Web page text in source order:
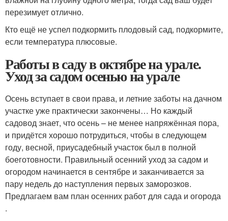
перезимует отлично.
Кто ещё не успел подкормить плодовый сад, подкормите,
если температура плюсовые.
Работы в саду в октябре на урале.
Уход за садом осенью на урале
Осень вступает в свои права, и летние заботы на дачном
участке уже практически закончены… Но каждый
садовод знает, что осень – не менее напряжённая пора,
и придётся хорошо потрудиться, чтобы в следующем
году, весной, приусадебный участок был в полной
боеготовности. Правильный осенний уход за садом и
огородом начинается в сентябре и заканчивается за
пару недель до наступления первых заморозков.
Предлагаем вам план осенних работ для сада и огорода
.